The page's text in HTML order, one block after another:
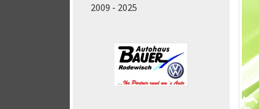
2009 - 2025